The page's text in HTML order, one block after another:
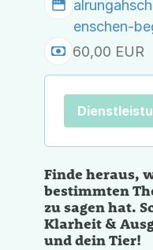
enschen-
60,00 EUR
Finde heraus,
bestimmten
zu sagen hat.
Klarheit &
und dein Tier!